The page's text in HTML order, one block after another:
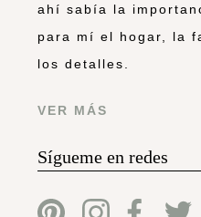
ahí sabía la
para mí el hogar, la
los detalles.
VER MÁS
Sígueme en redes